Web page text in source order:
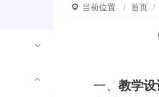
当前位置 / 首页 /
一、 教学